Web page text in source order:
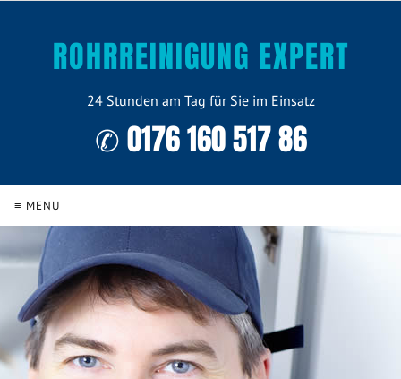
ROHRREINIGUNG EXPERT
24 Stunden am Tag für Sie im Einsatz
✆ 0176 160 517 86
≡ MENU